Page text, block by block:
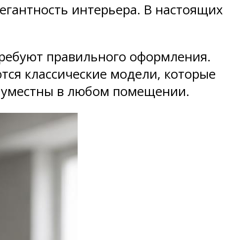
интерьера. В настоящих
правильного оформления.
классические модели, которые
уместны в любом помещении.